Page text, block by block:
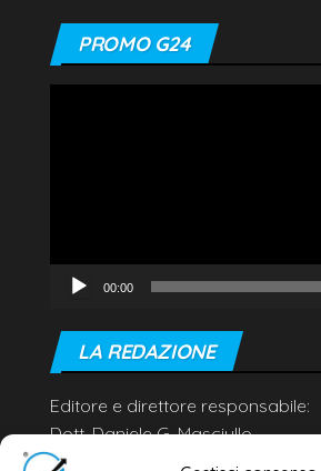
PROMO G24
00:00
LA REDAZIONE
Editore e direttore responsabile:
Dott. Daniele G. Masciullo